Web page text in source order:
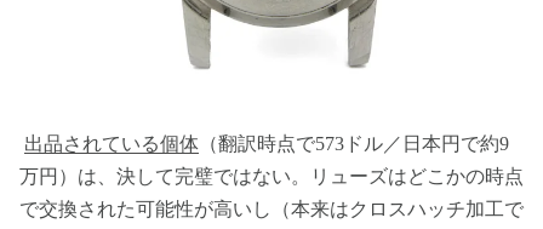
出品されている個体 （翻訳時点で573ドル／日本円で約9
万円）は、決して完璧ではない。リューズはどこかの時点
で交換された可能性が高いし（本来はクロスハッチ加工で